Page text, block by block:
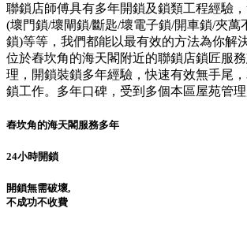
聯鎖店師傅具有多年開鎖及鎖類工程經驗
(壞門鎖/壞閘鎖/斷匙/壞電子鎖/開車鎖/夾萬
鎖)等等，我們都能以最有效的方法為你解
位於舂坎角的海天閣附近的聯鎖店鎖匠服
理，開鎖裝鎖多年經驗，快速有效無手尾
鎖工作。多年口碑，受到多個本區屋苑管理
舂坎角的海天閣服務多年
24小時開鎖
開鎖無需破壞,
不成功不收費